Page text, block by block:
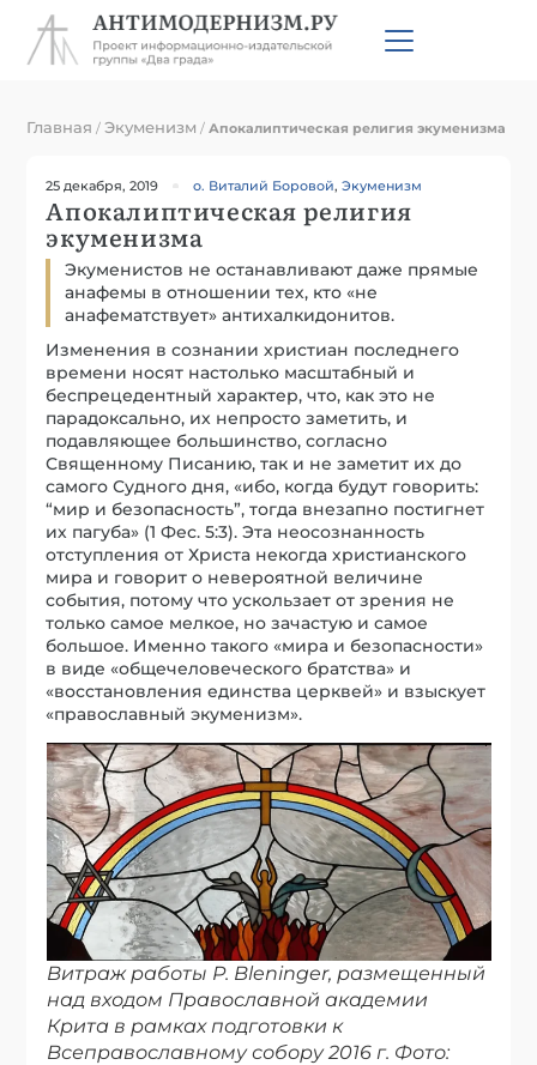
Главная /Экуменизм /Апокалиптическая религия экуменизма
25 декабря, 2019 о. Виталий Боровой,Экуменизм
Апокалиптическая религия
экуменизма
Экуменистов не останавливают даже прямые
анафемы в отношении тех, кто «не
анафематствует» антихалкидонитов.
Изменения в сознании христиан последнего
времени носят настолько масштабный и
беспрецедентный характер, что, как это не
парадоксально, их непросто заметить, и
подавляющее большинство, согласно
Священному Писанию, так и не заметит их до
самого Судного дня, «ибо, когда будут говорить:
“мир и безопасность”, тогда внезапно постигнет
их пагуба» (1 Фес. 5:3). Эта неосознанность
отступления от Христа некогда христианского
мира и говорит о невероятной величине
события, потому что ускользает от зрения не
только самое мелкое, но зачастую и самое
большое. Именно такого «мира и безопасности»
в виде «общечеловеческого братства» и
«восстановления единства церквей» и взыскует
«православный экуменизм».
Витраж работы Р. Bleninger, размещенный
над входом Православной академии
Крита в рамках подготовки к
Всеправославному собору 2016 г. Фото: